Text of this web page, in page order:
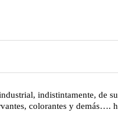
indistintamente, de
colorantes y demás….